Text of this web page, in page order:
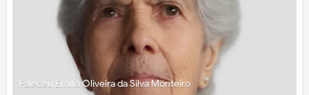
Faleceu Emília Oliveira da Silva Monteiro